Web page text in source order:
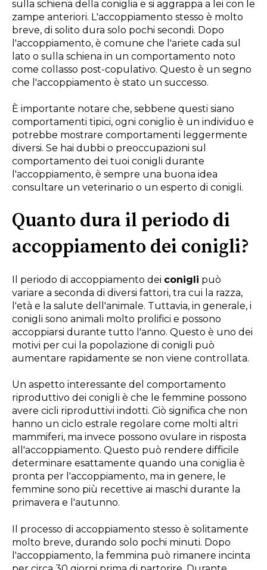
sulla schiena della coniglia e si aggrappa a lei con le
zampe anteriori. L'accoppiamento stesso è molto
breve, di solito dura solo pochi secondi. Dopo
l'accoppiamento, è comune che l'ariete cada sul
lato o sulla schiena in un comportamento noto
come collasso post-copulativo. Questo è un segno
che l'accoppiamento è stato un successo.
È importante notare che, sebbene questi siano
comportamenti tipici, ogni coniglio è un individuo e
potrebbe mostrare comportamenti leggermente
diversi. Se hai dubbi o preoccupazioni sul
comportamento dei tuoi conigli durante
l'accoppiamento, è sempre una buona idea
consultare un veterinario o un esperto di conigli.
Quanto dura il periodo di
accoppiamento dei conigli?
Il periodo di accoppiamento dei conigli può
variare a seconda di diversi fattori, tra cui la razza,
l'età e la salute dell'animale. Tuttavia, in generale, i
conigli sono animali molto prolifici e possono
accoppiarsi durante tutto l'anno. Questo è uno dei
motivi per cui la popolazione di conigli può
aumentare rapidamente se non viene controllata.
Un aspetto interessante del comportamento
riproduttivo dei conigli è che le femmine possono
avere cicli riproduttivi indotti. Ciò significa che non
hanno un ciclo estrale regolare come molti altri
mammiferi, ma invece possono ovulare in risposta
all'accoppiamento. Questo può rendere difficile
determinare esattamente quando una coniglia è
pronta per l'accoppiamento, ma in genere, le
femmine sono più recettive ai maschi durante la
primavera e l'autunno.
Il processo di accoppiamento stesso è solitamente
molto breve, durando solo pochi minuti. Dopo
l'accoppiamento, la femmina può rimanere incinta